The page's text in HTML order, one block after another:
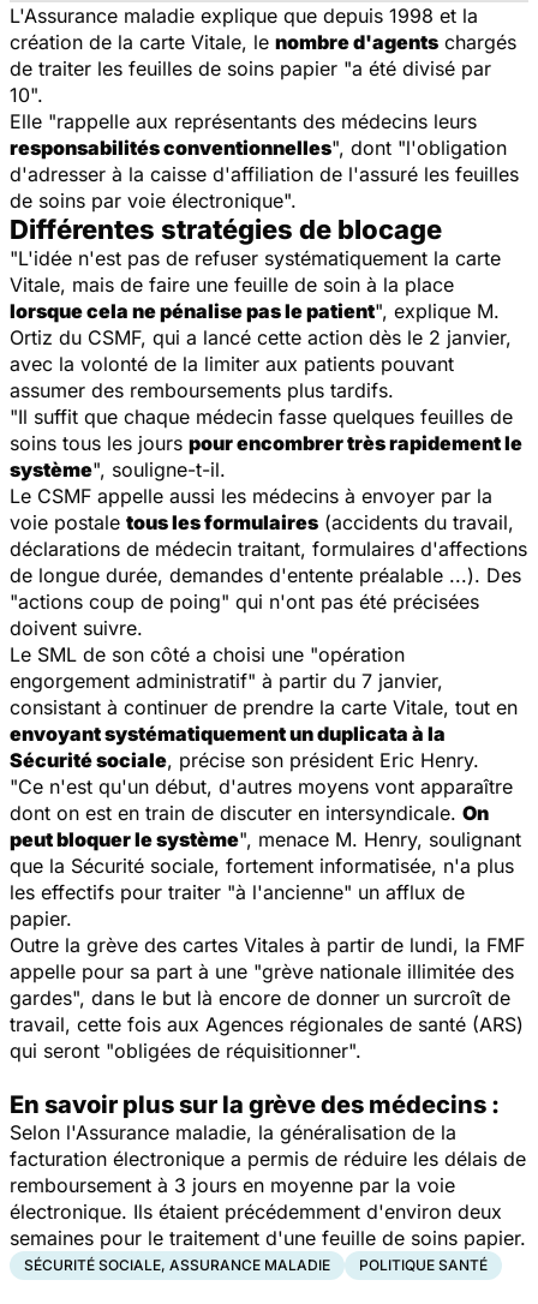
L'Assurance maladie explique que depuis 1998 et la
création de la carte Vitale, le nombre d'agents chargés
de traiter les feuilles de soins papier "a été divisé par
10".
Elle "rappelle aux représentants des médecins leurs
responsabilités conventionnelles", dont "l'obligation
d'adresser à la caisse d'affiliation de l'assuré les feuilles
de soins par voie électronique".
Différentes stratégies de blocage
"L'idée n'est pas de refuser systématiquement la carte
Vitale, mais de faire une feuille de soin à la place
lorsque cela ne pénalise pas le patient", explique M.
Ortiz du CSMF, qui a lancé cette action dès le 2 janvier,
avec la volonté de la limiter aux patients pouvant
assumer des remboursements plus tardifs.
"Il suffit que chaque médecin fasse quelques feuilles de
soins tous les jours pour encombrer très rapidement le
système", souligne-t-il.
Le CSMF appelle aussi les médecins à envoyer par la
voie postale tous les formulaires (accidents du travail,
déclarations de médecin traitant, formulaires d'affections
de longue durée, demandes d'entente préalable ...). Des
"actions coup de poing" qui n'ont pas été précisées
doivent suivre.
Le SML de son côté a choisi une "opération
engorgement administratif" à partir du 7 janvier,
consistant à continuer de prendre la carte Vitale, tout en
envoyant systématiquement un duplicata à la
Sécurité sociale, précise son président Eric Henry.
"Ce n'est qu'un début, d'autres moyens vont apparaître
dont on est en train de discuter en intersyndicale. On
peut bloquer le système", menace M. Henry, soulignant
que la Sécurité sociale, fortement informatisée, n'a plus
les effectifs pour traiter "à l'ancienne" un afflux de
papier.
Outre la grève des cartes Vitales à partir de lundi, la FMF
appelle pour sa part à une "grève nationale illimitée des
gardes", dans le but là encore de donner un surcroît de
travail, cette fois aux Agences régionales de santé (ARS)
qui seront "obligées de réquisitionner".
En savoir plus sur la grève des médecins :
Selon l'Assurance maladie, la généralisation de la
facturation électronique a permis de réduire les délais de
remboursement à 3 jours en moyenne par la voie
électronique. Ils étaient précédemment d'environ deux
semaines pour le traitement d'une feuille de soins papier.
SÉCURITÉ SOCIALE, ASSURANCE MALADIE POLITIQUE SANTÉ